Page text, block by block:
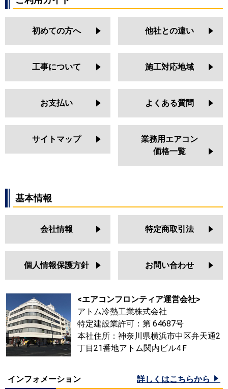
初めての方へ 他社との違い
工事について 施工対応地域
お支払い よくある質問
サイトマップ
業務用エアコン
価格一覧
基本情報
会社情報 特定商取引法
個人情報保護方針 お問い合わせ
<エアコンフロンティア運営会社>
アトム冷熱工業株式会社
特定建設業許可：第 64687号
本社住所：神奈川県横浜市中区弁天通2
丁目21番地アトム関内ビル4Ｆ
インフォメーション 詳しくはこちらから